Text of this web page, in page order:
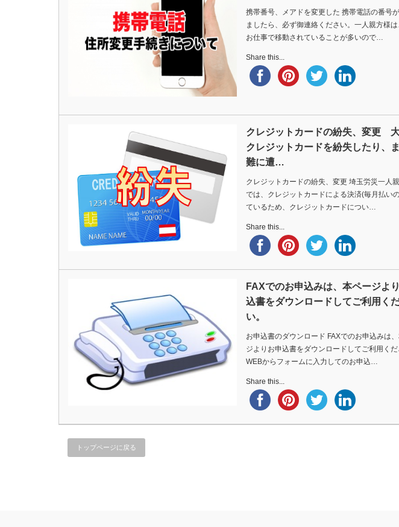
携帯番号、メアドを変更した 携帯電話の番号
ましたら、必ず御連絡ください。一人親方様
お仕事で移動されていることが多いので…
Share this...
クレジットカードの紛失、変更
クレジットカードを紛失したり、
難に遭…
クレジットカードの紛失、変更 埼玉労災一人
では、クレジットカードによる決済(毎月払い
ているため、クレジットカードについ…
Share this...
FAXでのお申込みは、本ページよ
込書をダウンロードしてご利用く
い。
お申込書のダウンロード FAXでのお申込みは
ジよりお申込書をダウンロードしてご利用くだ
WEBからフォームに入力してのお申込…
Share this...
トップページに戻る